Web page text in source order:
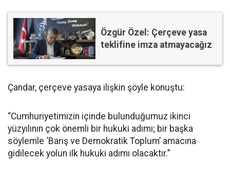
Özgür Özel: Çerçeve yasa
teklifine imza atmayacağız
Çandar, çerçeve yasaya ilişkin şöyle konuştu:
“Cumhuriyetimizin içinde bulunduğumuz ikinci
yüzyılının çok önemli bir hukuki adımı; bir başka
söylemle ‘Barış ve Demokratik Toplum’ amacına
gidilecek yolun ilk hukuki adımı olacaktır.”